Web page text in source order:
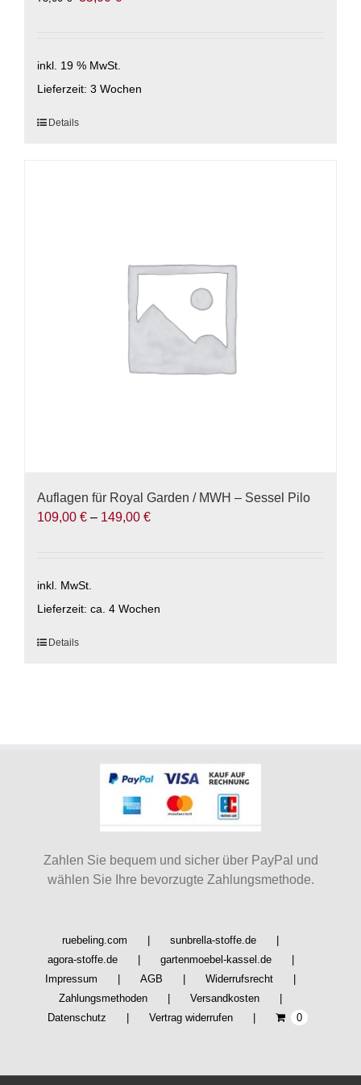
inkl. 19 % MwSt.
Lieferzeit: 3 Wochen
Details
Auflagen für Royal Garden / MWH – Sessel Pilo
109,00 € – 149,00 €
inkl. MwSt.
Lieferzeit: ca. 4 Wochen
Dieses
Produktseite
gewählt
Details
Zahlen Sie bequem und sicher über PayPal und
wählen Sie Ihre bevorzugte Zahlungsmethode.
ruebeling.com
sunbrella-stoffe.de
agora-stoffe.de
gartenmoebel-kassel.de
Impressum
AGB
Widerrufsrecht
Zahlungsmethoden
Versandkosten
Datenschutz
Vertrag widerrufen 0